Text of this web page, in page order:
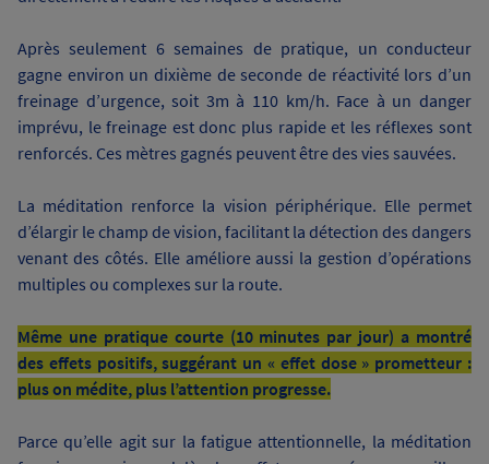
Après seulement 6 semaines de pratique, un conducteur
gagne environ un dixième de seconde de réactivité lors d’un
freinage d’urgence, soit 3m à 110 km/h. Face à un danger
imprévu, le freinage est donc plus rapide et les réflexes sont
renforcés. Ces mètres gagnés peuvent être des vies sauvées.
La méditation renforce la vision périphérique. Elle permet
d’élargir le champ de vision, facilitant la détection des dangers
venant des côtés. Elle améliore aussi la gestion d’opérations
multiples ou complexes sur la route.
Même une pratique courte (10 minutes par jour) a montré
des effets positifs, suggérant un « effet dose » prometteur :
plus on médite, plus l’attention progresse.
Parce qu’elle agit sur la fatigue attentionnelle, la méditation